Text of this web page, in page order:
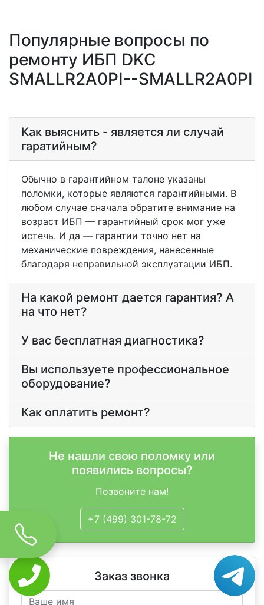
Популярные вопросы по
ремонту ИБП DKC
SMALLR2A0PI--SMALLR2A0PI
Как выяснить - является ли случай
гаратийным?
Обычно в гарантийном талоне указаны
поломки, которые являются гарантийными. В
любом случае сначала обратите внимание на
возраст ИБП — гарантийный срок мог уже
истечь. И да — гарантии точно нет на
механические повреждения, нанесенные
благодаря неправильной эксплуатации ИБП.
На какой ремонт дается гарантия? А
на что нет?
У вас бесплатная диагностика?
Вы используете профессиональное
оборудование?
Как оплатить ремонт?
Не нашли свою поломку или
появились вопросы?
Позвоните нам!
+7 (499) 301-78-72
Заказ звонка